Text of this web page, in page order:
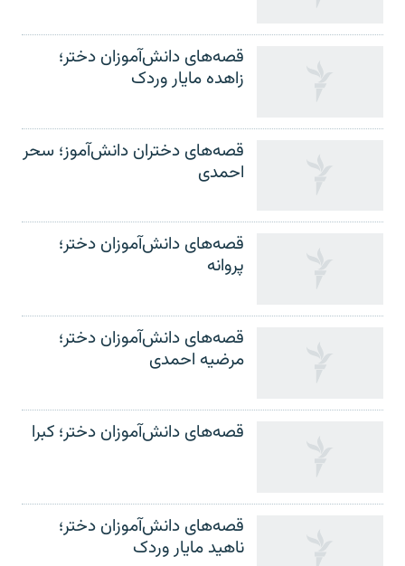
قصه‌های دانش‌آموزان دختر؛
زاهده مایار وردک
قصه‌های دختران دانش‌آموز؛ سحر
احمدی
قصه‌های دانش‌آموزان دختر؛
پروانه
قصه‌های دانش‌آموزان دختر؛
مرضیه احمدی
قصه‌های دانش‌آموزان دختر؛ کبرا
قصه‌های دانش‌آموزان دختر؛
ناهید مایار وردک